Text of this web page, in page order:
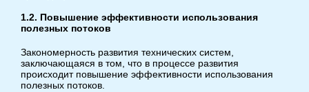
1.2. Повышение эффективности использования
полезных потоков
Закономерность развития технических систем,
заключающаяся в том, что в процессе развития
происходит повышение эффективности использования
полезных потоков.